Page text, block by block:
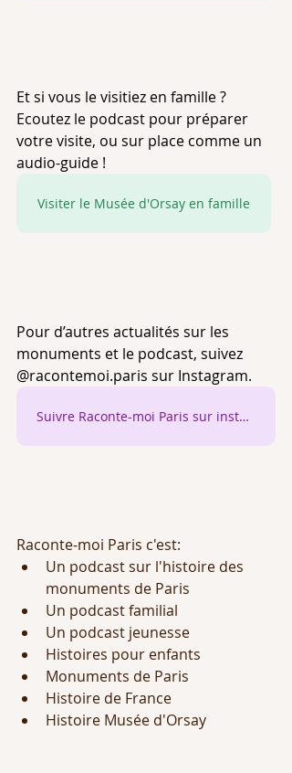
Et si vous le visitiez en famille ?
Ecoutez le podcast pour préparer
votre visite, ou sur place comme un
audio-guide !
Visiter le Musée d'Orsay en famille
Pour d’autres actualités sur les
monuments et le podcast, suivez
@racontemoi.paris sur Instagram.
Suivre Raconte-moi Paris sur instagram
Raconte-moi Paris c'est:
Un podcast sur l'histoire des
monuments de Paris
Un podcast familial
Un podcast jeunesse
Histoires pour enfants
Monuments de Paris
Histoire de France
Histoire Musée d'Orsay